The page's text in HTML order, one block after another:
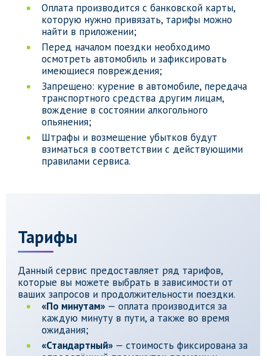
Оплата производится с банковской карты,
которую нужно привязать, тарифы можно
найти в приложении;
Перед началом поездки необходимо
осмотреть автомобиль и зафиксировать
имеющиеся повреждения;
Запрещено: курение в автомобиле, передача
транспортного средства другим лицам,
вождение в состоянии алкогольного
опьянения;
Штрафы и возмещение убытков будут
взиматься в соответствии с действующими
правилами сервиса.
Тарифы
Данный сервис предоставляет ряд тарифов,
которые вы можете выбрать в зависимости от
ваших запросов и продолжительности поездки.
«По минутам» — оплата производится за
каждую минуту в пути, а также во время
ожидания;
«Стандартный» — стоимость фиксирована за